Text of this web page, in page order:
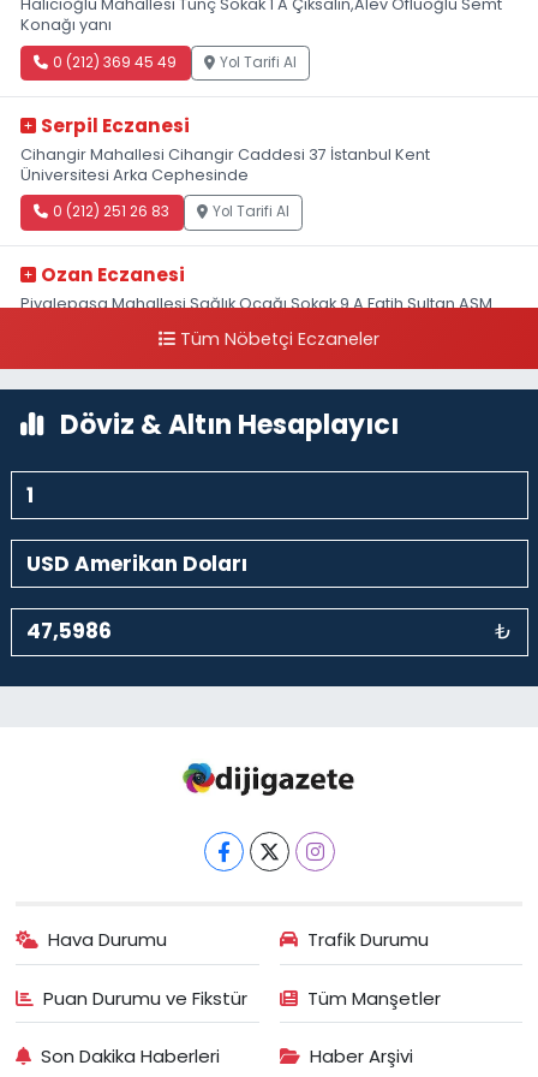
Halıcıoğlu Mahallesi Tunç Sokak 1 A Çıksalın,Alev Ofluoğlu Semt
Konağı yanı
0 (212) 369 45 49 Yol Tarifi Al
Serpil Eczanesi
Cihangir Mahallesi Cihangir Caddesi 37 İstanbul Kent
Üniversitesi Arka Cephesinde
0 (212) 251 26 83 Yol Tarifi Al
Ozan Eczanesi
Piyalepaşa Mahallesi Sağlık Ocağı Sokak 9 A Fatih Sultan ASM
Tüm Nöbetçi Eczaneler
Döviz & Altın Hesaplayıcı
₺
Hava Durumu Trafik Durumu
Puan Durumu ve Fikstür Tüm Manşetler
Son Dakika Haberleri Haber Arşivi